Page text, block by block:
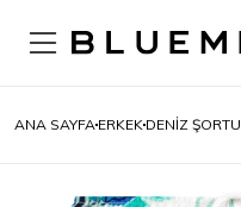
ANA SAYFA ERKEK DENIZ ŞORTU